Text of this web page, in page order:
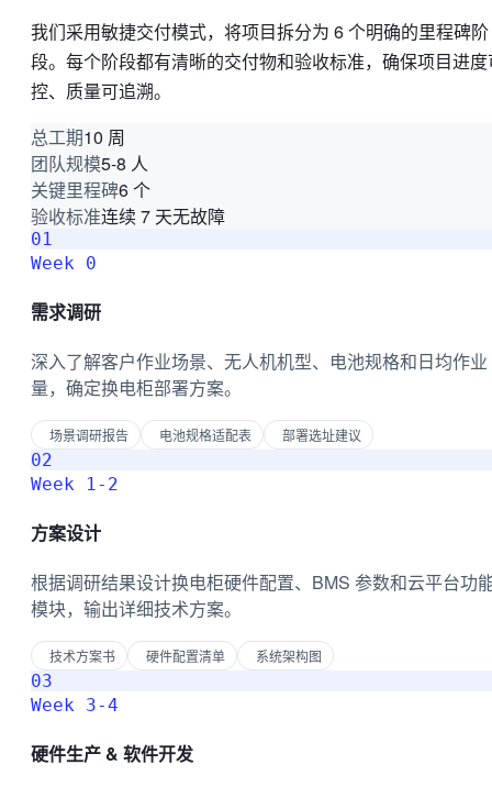
我们采用敏捷交付模式，将项目拆分为 6 个明确的里程碑阶
段。每个阶段都有清晰的交付物和验收标准，确保项目进度
控、质量可追溯。
总工期10 周
团队规模5-8 人
关键里程碑6 个
验收标准连续 7 天无故障
01
Week 0
需求调研
深入了解客户作业场景、无人机机型、电池规格和日均作业
量，确定换电柜部署方案。
场景调研报告 电池规格适配表 部署选址建议
02
Week 1-2
方案设计
根据调研结果设计换电柜硬件配置、BMS 参数和云平台功
模块，输出详细技术方案。
技术方案书 硬件配置清单 系统架构图
03
Week 3-4
硬件生产 & 软件开发